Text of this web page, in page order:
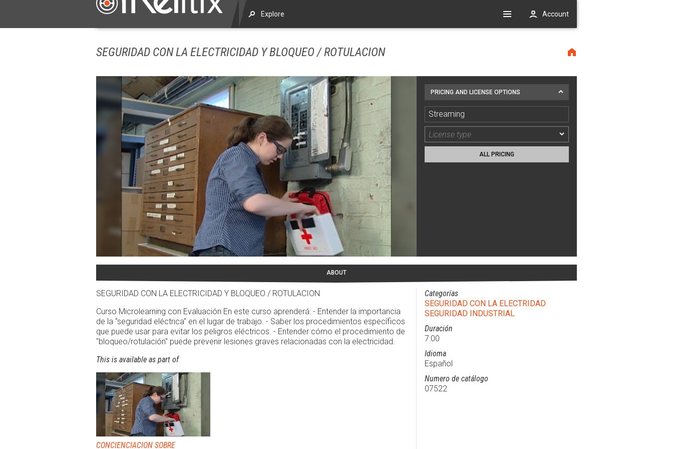
SEGURIDAD CON LA ELECTRICIDAD Y BLOQUEO / ROTULACION
PRICING AND LICENSE OPTIONS
Streaming
ALL PRICING
ABOUT
SEGURIDAD CON LA ELECTRICIDAD Y BLOQUEO / ROTULACION
Curso Microlearning con Evaluación En este curso aprenderá: - Entender la importancia
de la "seguridad eléctrica" en el lugar de trabajo. - Saber los procedimientos específicos
que puede usar para evitar los peligros eléctricos. - Entender cómo el procedimiento de
"bloqueo/rotulación" puede prevenir lesiones graves relacionadas con la electricidad.
This is available as part of
CONCIENCIACION SOBRE
Categorías
SEGURIDAD CON LA ELECTRIDAD
SEGURIDAD INDUSTRIAL
Duración
7:00
Idioma
Español
Numero de catálogo
07522
Explore Account